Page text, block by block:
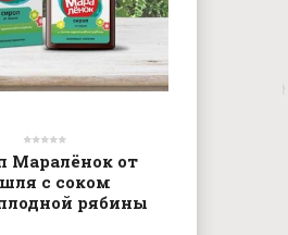
Маралёнок от
с соком
рябины